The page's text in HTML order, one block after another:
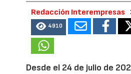
Redacción Interempresas
4910
Desde el 24 de julio de